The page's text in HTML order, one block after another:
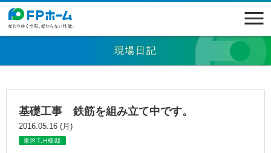
現場日記
基礎工事 鉄筋を組み立て中です。
2016.05.16 (月)
東区T.H様邸